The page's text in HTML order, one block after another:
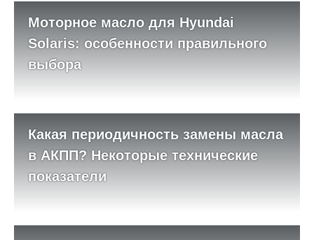
Моторное масло для Hyundai
Solaris: особенности правильного
выбора
Какая периодичность замены масла
в АКПП? Некоторые технические
показатели